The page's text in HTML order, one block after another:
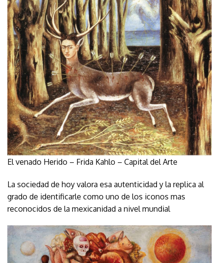
El venado Herido – Frida Kahlo – Capital del Arte
La sociedad de hoy valora esa autenticidad y la replica al
grado de identificarle como uno de los iconos mas
reconocidos de la mexicanidad a nivel mundial